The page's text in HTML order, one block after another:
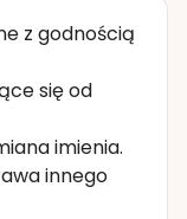
z godnością
się od
imienia.
innego